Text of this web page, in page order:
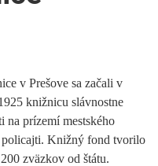
v Prešove sa začali v
knižnicu slávnostne
prízemí mestského
policajti. Knižný fond tvorilo
zväzkov od štátu.